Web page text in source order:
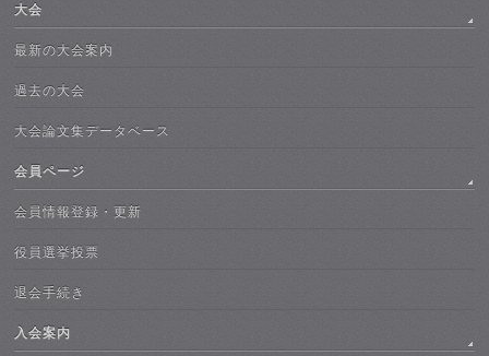
大会
最新の大会案内
過去の大会
大会論文集データベース
会員ページ
会員情報登録・更新
役員選挙投票
退会手続き
入会案内